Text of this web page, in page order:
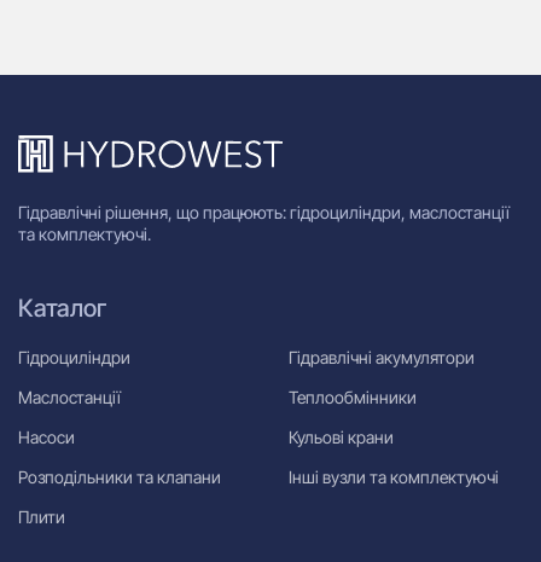
Гідравлічні рішення, що працюють: гідроциліндри, маслостанції
та комплектуючі.
Каталог
Гідроциліндри
Маслостанції
Насоси
Розподільники та клапани
Плити
Гідравлічні акумулятори
Теплообмінники
Кульові крани
Інші вузли та комплектуючі